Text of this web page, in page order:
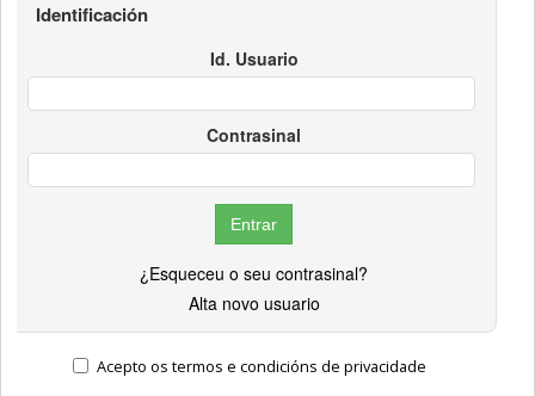
Identificación
Id. Usuario
Contrasinal
¿Esqueceu o seu contrasinal?
Alta novo usuario
Acepto os termos e condicións de privacidade